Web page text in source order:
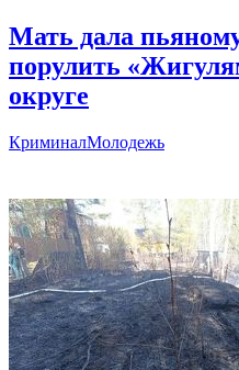
Мать дала
порулить
округе
КриминалМолодежь